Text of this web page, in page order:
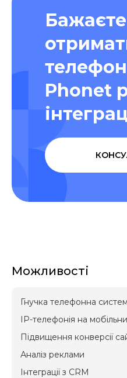
Бажаєте
Phonet
Можливості
Гнучка телефонна
IP-телефонія на
Підвищення конверсії
Аналіз реклами
Інтеграції з CRM